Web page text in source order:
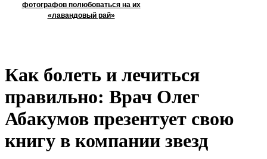
фотографов полюбоваться на их
«лавандовый рай»
Как болеть и лечиться
правильно: Врач Олег
Абакумов презентует свою
книгу в компании звезд